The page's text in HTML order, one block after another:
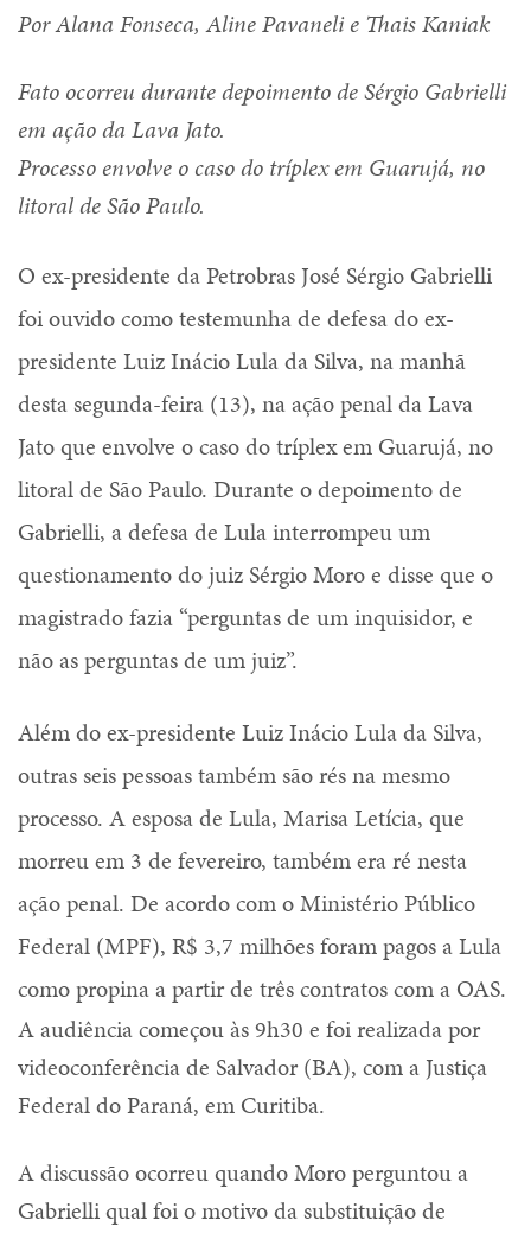
Por Alana Fonseca, Aline Pavaneli e Thais Kaniak
Fato ocorreu durante depoimento de Sérgio Gabrielli
em ação da Lava Jato.
Processo envolve o caso do tríplex em Guarujá, no
litoral de São Paulo.
O ex-presidente da Petrobras José Sérgio Gabrielli
foi ouvido como testemunha de defesa do ex-
presidente Luiz Inácio Lula da Silva, na manhã
desta segunda-feira (13), na ação penal da Lava
Jato que envolve o caso do tríplex em Guarujá, no
litoral de São Paulo. Durante o depoimento de
Gabrielli, a defesa de Lula interrompeu um
questionamento do juiz Sérgio Moro e disse que o
magistrado fazia “perguntas de um inquisidor, e
não as perguntas de um juiz”.
Além do ex-presidente Luiz Inácio Lula da Silva,
outras seis pessoas também são rés na mesmo
processo. A esposa de Lula, Marisa Letícia, que
morreu em 3 de fevereiro, também era ré nesta
ação penal. De acordo com o Ministério Público
Federal (MPF), R$ 3,7 milhões foram pagos a Lula
como propina a partir de três contratos com a OAS.
A audiência começou às 9h30 e foi realizada por
videoconferência de Salvador (BA), com a Justiça
Federal do Paraná, em Curitiba.
A discussão ocorreu quando Moro perguntou a
Gabrielli qual foi o motivo da substituição de